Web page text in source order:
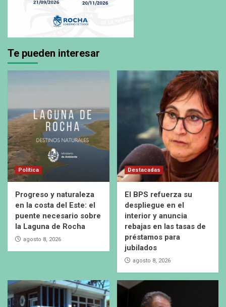
Te pueden interesar
Política
Progreso y naturaleza
en la costa del Este: el
puente necesario sobre
la Laguna de Rocha
agosto 8, 2026
Destacadas
El BPS refuerza su
despliegue en el
interior y anuncia
rebajas en las tasas de
préstamos para
jubilados
agosto 8, 2026